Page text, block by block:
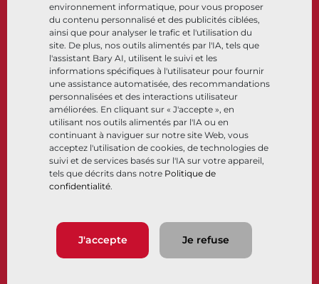
environnement informatique, pour vous proposer
du contenu personnalisé et des publicités ciblées,
ainsi que pour analyser le trafic et l'utilisation du
site. De plus, nos outils alimentés par l'IA, tels que
l'assistant Bary AI, utilisent le suivi et les
informations spécifiques à l'utilisateur pour fournir
une assistance automatisée, des recommandations
personnalisées et des interactions utilisateur
améliorées. En cliquant sur « J'accepte », en
utilisant nos outils alimentés par l'IA ou en
continuant à naviguer sur notre site Web, vous
acceptez l'utilisation de cookies, de technologies de
suivi et de services basés sur l'IA sur votre appareil,
tels que décrits dans notre Politique de
confidentialité.
J'accepte Je refuse
À propos
Sites
Partenariats
Développement durable
Portail clients
Documents
Centre de connaissance
Logiciels
Sélection de matériaux
Suivez-nous LinkedIn
© 2026 Bray International. Tous droits réservés
Politique de confidentialité